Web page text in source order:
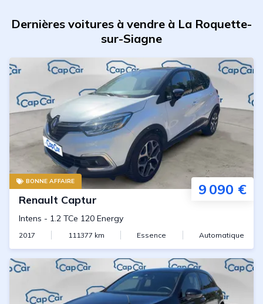
Dernières voitures à vendre à La Roquette-
sur-Siagne
BONNE AFFAIRE 9 090 €
Renault Captur
Intens - 1.2 TCe 120 Energy
2017 111377 km Essence Automatique